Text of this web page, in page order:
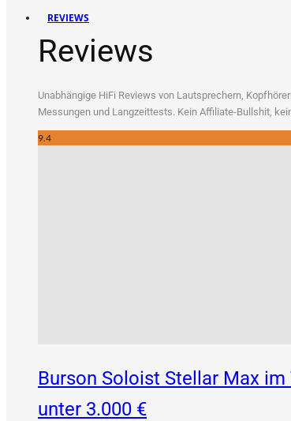
REVIEWS
Reviews
Unab­hän­gi­ge HiFi Reviews von Laut­spre­chern,
Mes­sun­gen und Lang­zeit­tests. Kein Affi­lia­te-Bull­shit,
9.4
Burson Soloist Stellar Max
unter 3.000 €